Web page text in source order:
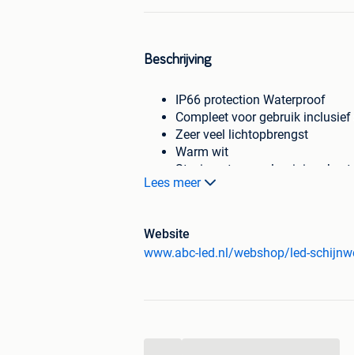
Beschrijving
IP66 protection Waterproof
Compleet voor gebruik inclusief
Zeer veel lichtopbrengst
Warm wit
Stevig ontwerp, aluminium kast
Afmeting 223*226*49mm
Lamp-type: LED
Voltage: 180-260V
Lees meer
Website